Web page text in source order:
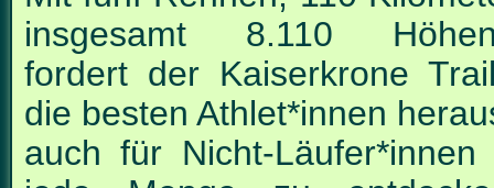
insgesamt 8.110
fordert der Kaiserkrone
die besten Athlet*innen
auch für Nicht-Läufer*innen